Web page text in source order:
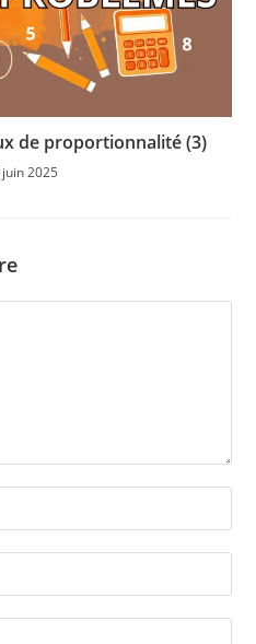
de proportionnalité (3)
juin 2025